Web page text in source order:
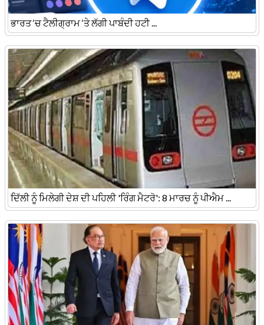
ਭਾਰਤ ‘ਚ ਟੈਲੀਗ੍ਰਾਮ ‘ਤੇ ਲੱਗੀ ਪਾਬੰਦੀ ਹਟੀ ...
ਦਿੱਲੀ ਨੂੰ ਮਿਲੇਗੀ ਦੇਸ਼ ਦੀ ਪਹਿਲੀ 'ਰਿੰਗ ਮੈਟਰੋ': 8 ਮਾਰਚ ਨੂੰ ਪੀਐਮ ...